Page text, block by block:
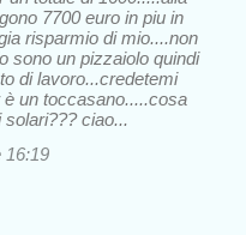
7700 euro in piu in
risparmio di mio....non
sono un pizzaiolo quindi
di lavoro...credetemi
un toccasano.....cosa
solari??? ciao...
16:19